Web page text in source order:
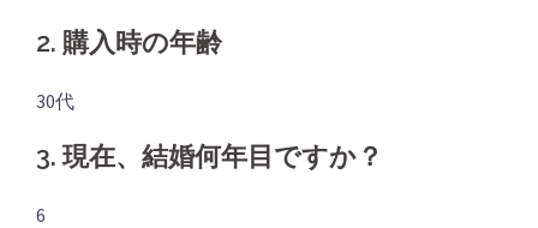
2. 購入時の年齢
30代
3. 現在、結婚何年目ですか？
6